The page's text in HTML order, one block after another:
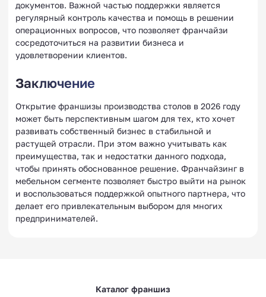
документов. Важной частью поддержки является
регулярный контроль качества и помощь в решении
операционных вопросов, что позволяет франчайзи
сосредоточиться на развитии бизнеса и
удовлетворении клиентов.
Заключение
Открытие франшизы производства столов в 2026 году
может быть перспективным шагом для тех, кто хочет
развивать собственный бизнес в стабильной и
растущей отрасли. При этом важно учитывать как
преимущества, так и недостатки данного подхода,
чтобы принять обоснованное решение. Франчайзинг в
мебельном сегменте позволяет быстро выйти на рынок
и воспользоваться поддержкой опытного партнера, что
делает его привлекательным выбором для многих
предпринимателей.
Каталог франшиз